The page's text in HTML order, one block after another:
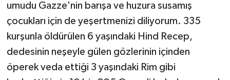
umudu Gazze'nin barışa ve huzura susamış
çocukları için de yeşertmenizi diliyorum. 335
kurşunla öldürülen 6 yaşındaki Hind Recep,
dedesinin neşeyle gülen gözlerinin içinden
öperek veda ettiği 3 yaşındaki Rim gibi